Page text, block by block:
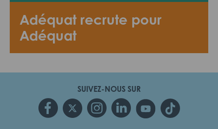
Adéquat recrute pour
Adéquat
SUIVEZ-NOUS SUR